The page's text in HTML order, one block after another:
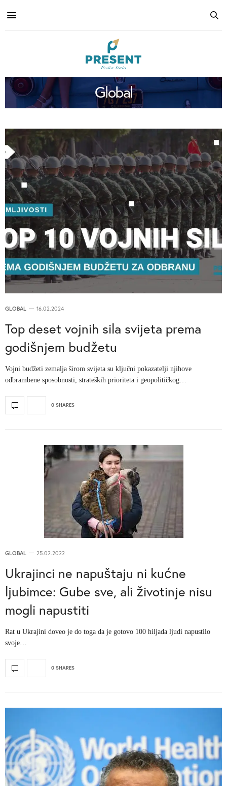
Global
GLOBAL 16.02.2024
Top deset vojnih sila svijeta prema
godišnjem budžetu
Vojni budžeti zemalja širom svijeta su ključni pokazatelji njihove
odbrambene sposobnosti, strateških prioriteta i geopolitičkog…
0 SHARES
GLOBAL 25.02.2022
Ukrajinci ne napuštaju ni kućne
ljubimce: Gube sve, ali životinje nisu
mogli napustiti
Rat u Ukrajini doveo je do toga da je gotovo 100 hiljada ljudi napustilo
svoje…
0 SHARES